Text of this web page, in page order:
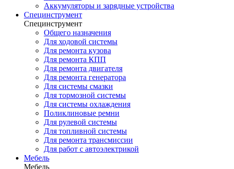
Аккумуляторы и зарядные устройства
Специнструмент
Специнструмент
Общего назначения
Для ходовой системы
Для ремонта кузова
Для ремонта КПП
Для ремонта двигателя
Для ремонта генератора
Для системы смазки
Для тормозной системы
Для системы охлаждения
Поликлиновые ремни
Для рулевой системы
Для топливной системы
Для ремонта трансмиссии
Для работ с автоэлектрикой
Мебель
Мебель